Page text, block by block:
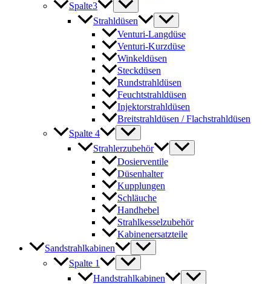
Spalte3
Strahldüsen
Venturi-Langdüse
Venturi-Kurzdüse
Winkeldüsen
Steckdüsen
Rundstrahldüsen
Feuchtstrahldüsen
Injektorstrahldüsen
Breitstrahldüsen / Flachstrahldüsen
Spalte 4
Strahlerzubehör
Dosierventile
Düsenhalter
Kupplungen
Schläuche
Handhebel
Strahlkesselzubehör
Kabinenersatzteile
Sandstrahlkabinen
Spalte 1
Handstrahlkabinen